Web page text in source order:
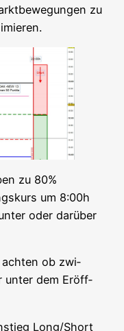
zu
zu 80%
um 8:00h
oder dar­über
ach­ten ob zwi­
unter dem Eröff­
Long/Short